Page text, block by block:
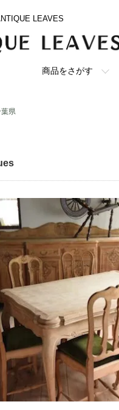
LEAVES
商品をさがす
県